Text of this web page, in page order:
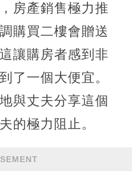
房產銷售極力推
購買二樓會贈送
讓購房者感到非
了一個大便宜。
與丈夫分享這個
的極力阻止。